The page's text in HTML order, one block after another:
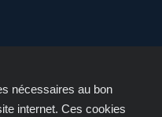
nécessaires au bon
internet. Ces cookies